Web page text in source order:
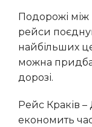
Подорожі між Польщею та Україною сьогодні стали доступнішими та зручнішими, адже регулярні автобусні
рейси
найбільших
можна
дорозі.
Рейс Краків – Дніпро має низку переваг. Насамперед, це пряме сполучення без пересадок, що суттєво
економить